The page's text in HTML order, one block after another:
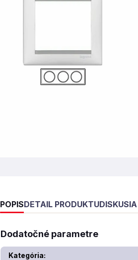
POPISDETAIL PRODUKTUDISKUSIA
Dodatočné parametre
Kategória: